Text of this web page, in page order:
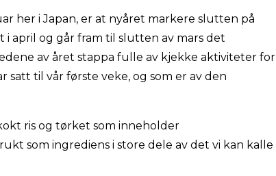
her i Japan, er at nyåret markere slutten på
april og går fram til slutten av mars det
av året stappa fulle av kjekke aktiviteter for
satt til vår første veke, og som er av den
ris og tørket som inneholder
som ingrediens i store dele av det vi kan kalle